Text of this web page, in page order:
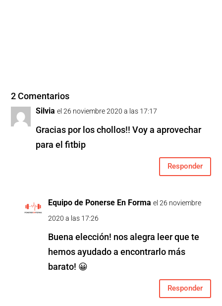
2 Comentarios
Silvia el 26 noviembre 2020 a las 17:17
Gracias por los chollos!! Voy a aprovechar
para el fitbip
Responder
Equipo de Ponerse En Forma el 26 noviembre
2020 a las 17:26
Buena elección! nos alegra leer que te
hemos ayudado a encontrarlo más
barato! 😀
Responder